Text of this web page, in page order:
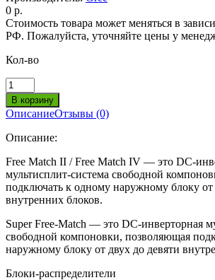
0 р.
Стоимость товара может меняться в
РФ. Пожалуйста, уточняйте цены у
Кол-во
ОписаниеОтзывы (0)
Описание:
Free Match II / Free Match IV — это DC-
мультисплит-система свободной
подключать к одному наружному блоку от
внутренних блоков.
Super Free-Match — это DC-инверторная
свободной компоновки, позволяющая
наружному блоку от двух до девяти
Блоки-распределители